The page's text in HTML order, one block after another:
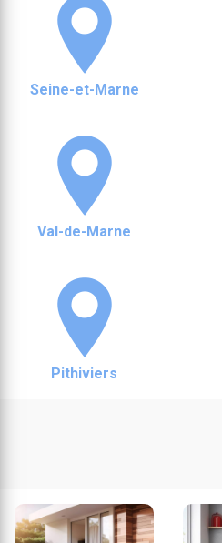
Seine-et-Marne
Val-de-Marne
Pithiviers